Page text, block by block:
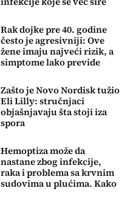
Rak dojke pre 40. godine
često je agresivniji: Ove
žene imaju najveći rizik, a
simptome lako previde
Zašto je Novo Nordisk tužio
Eli Lilly: stručnjaci
objašnjavaju šta stoji iza
spora
Hemoptiza može da
nastane zbog infekcije,
raka i problema sa krvnim
sudovima u plućima. Kako